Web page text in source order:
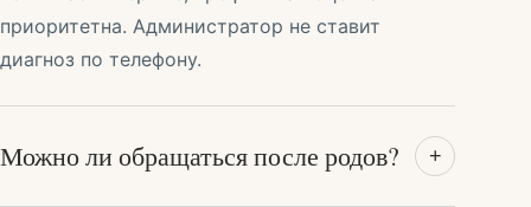
приоритетна. Администратор не ставит
диагноз по телефону.
Можно ли обращаться после родов? +